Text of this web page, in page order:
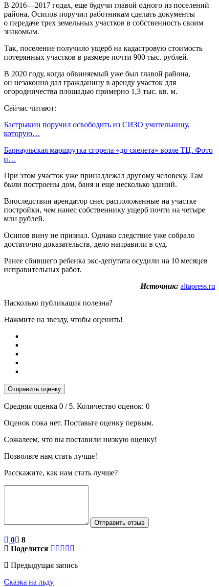
В 2016—2017 годах, еще будучи главой одного из поселений
района, Осипов поручил работникам сделать документы
о передаче трех земельных участков в собственность своим
знакомым.
Так, поселение получило ущерб на кадастровую стоимость
потерянных участков в размере почти 900 тыс. рублей.
В 2020 году, когда обвиняемый уже был главой района,
он незаконно дал гражданину в аренду участок для
огородничества площадью примерно 1,3 тыс. кв. м.
Сейчас читают:
Бастрыкин поручил освободить из СИЗО учительницу,
которую…
Барнаульская маршрутка сгорела «до скелета» возле ТЦ. Фото
и…
При этом участок уже принадлежал другому человеку. Там
были построены дом, баня и еще несколько зданий.
Впоследствии арендатор снес расположенные на участке
постройки, чем нанес собственнику ущерб почти на четыре
млн рублей.
Осипов вину не признал. Однако следствие уже собрало
достаточно доказательств, дело направили в суд.
Ранее сбившего ребенка экс-депутата осудили на 10 месяцев
исправительных работ.
Источник: altapress.ru
Насколько публикация полезна?
Нажмите на звезду, чтобы оценить!
Отправить оценку
Средняя оценка 0 / 5. Количество оценок: 0
Оценок пока нет. Поставьте оценку первым.
Сожалеем, что вы поставили низкую оценку!
Позвольте нам стать лучше!
Расскажите, как нам стать лучше?
Отправить отзыв
0
8
Поделится
Предыдущая запись
Сказка на льду